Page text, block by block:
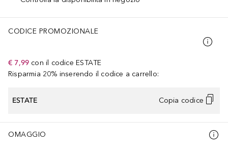
CODICE PROMOZIONALE
€ 7,99 con il codice ESTATE
Risparmia 20% inserendo il codice a carrello:
ESTATE Copia codice
OMAGGIO